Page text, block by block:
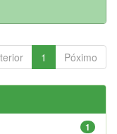
1 Póximo
1